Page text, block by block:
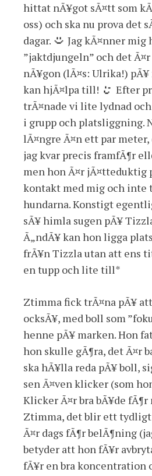
hittat nÃ¥got sÃ¤tt som
oss) och ska nu prova det
dagar.
Jag kÃ¤nner mig
”jaktdjungeln” och det
nÃ¥gon (lÃ¤s: Ulrika!)
kan hjÃ¤lpa till!
Efter
trÃ¤nade vi lite lydnad
i grupp och platsliggning.
lÃ¤ngre Ã¤n ett par
jag kvar precis framfÃ¶r
men hon Ã¤r jÃ¤tteduktig
kontakt med mig och inte
hundarna. Konstigt
sÃ¥ himla sugen pÃ¥
Ã„ndÃ¥ kan hon ligga
frÃ¥n Tizzla utan att ens
en tupp och lite till*
Ztimma fick trÃ¤na pÃ¥
ocksÃ¥, med boll som
henne pÃ¥ marken. Hon
hon skulle gÃ¶ra, det Ã¤r
ska hÃ¥lla reda pÃ¥ boll,
sen Ã¤ven klicker (som
Klicker Ã¤r bra bÃ¥de
Ztimma, det blir ett
Ã¤r dags fÃ¶r belÃ¶ning
betyder att hon fÃ¥r
fÃ¥r en bra koncentration